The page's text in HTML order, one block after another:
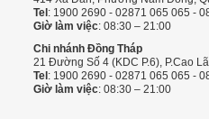
Tel : 1900 2690 - 02871 065 065 -
Giờ làm việc: 08:30 – 21:00
Chi nhánh Đồng Tháp
21 Đường Số 4 (KDC P.6), P.Cao
Tel : 1900 2690 - 02871 065 065 -
Giờ làm việc: 08:30 – 21:00